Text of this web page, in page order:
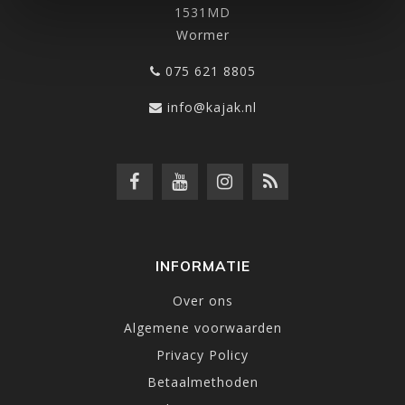
1531MD
Wormer
075 621 8805
info@kajak.nl
INFORMATIE
Over ons
Algemene voorwaarden
Privacy Policy
Betaalmethoden